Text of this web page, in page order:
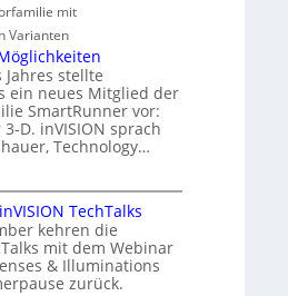
mit
Varianten
Jahres stellte
ein neues Mitglied der
SmartRunner vor:
D. inVISION sprach
Technology…
TechTalks
kehren die
mit dem Webinar
& Illuminations
zurück.